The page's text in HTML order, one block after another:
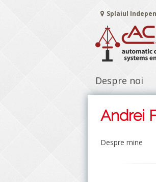
conținut
Splaiul
Despre noi
Andrei
Despre mine